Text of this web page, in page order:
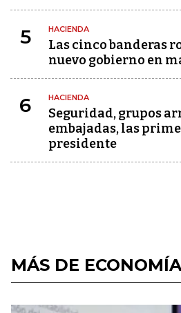
5 HACIENDA
Las cinco banderas
nuevo gobierno en
6 HACIENDA
Seguridad, grupos
embajadas, las
presidente
MÁS DE ECONOMÍA